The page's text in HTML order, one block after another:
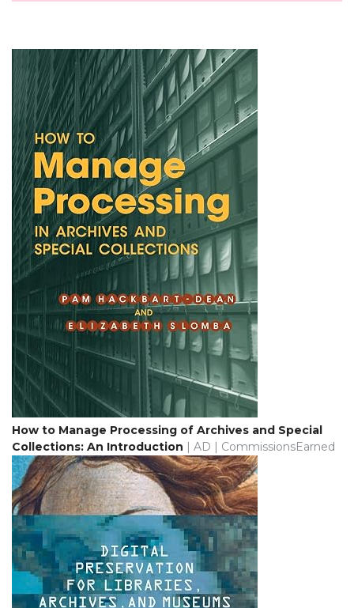
How to Manage Processing of Archives and Special
Collections: An Introduction | AD | CommissionsEarned